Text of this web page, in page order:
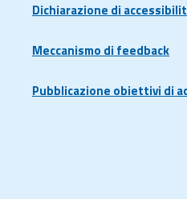
Dichiarazione di
Meccanismo di feedback
Pubblicazione obiettivi di